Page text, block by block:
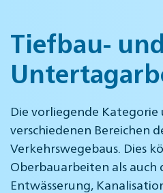
Tiefbau-
Die vorliegende
verschiedenen Bereichen
Verkehrswegebaus. Dies
Oberbauarbeiten als auch
Entwässerung,